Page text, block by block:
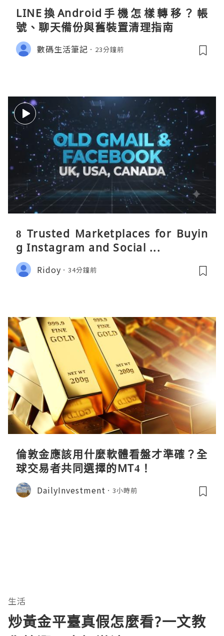
LINE換Android手機怎樣轉移？帳
號、聊天備份與舊裝置清理指南
數碼生活筆記 23分鐘前
8 Trusted Marketplaces for Buyin
g Instagram and Social ...
Ridoy 34分鐘前
倫敦金應該用什麼軟體看盤才準確？全
球交易者共同選擇的MT4！
DailyInvestment 3小時前
生活
炒黃金平臺真假怎麼看?一文教